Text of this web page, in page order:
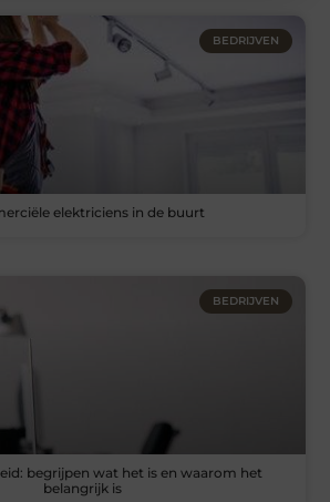
BEDRIJVEN
elektriciens in de buurt
BEDRIJVEN
begrijpen wat het is en waarom het
belangrijk is